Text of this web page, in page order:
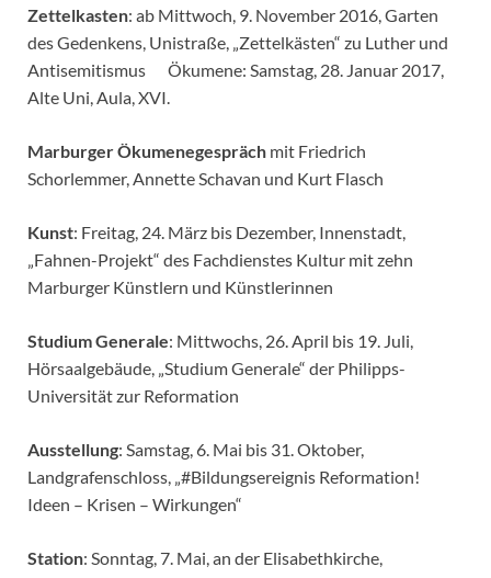
Zettelkasten: ab Mittwoch, 9. November 2016, Garten
des Gedenkens, Unistraße, „Zettelkästen“ zu Luther und
Antisemitismus Ökumene: Samstag, 28. Januar 2017,
Alte Uni, Aula, XVI.
Marburger Ökumenegespräch mit Friedrich
Schorlemmer, Annette Schavan und Kurt Flasch
Kunst: Freitag, 24. März bis Dezember, Innenstadt,
„Fahnen-Projekt“ des Fachdienstes Kultur mit zehn
Marburger Künstlern und Künstlerinnen
Studium Generale: Mittwochs, 26. April bis 19. Juli,
Hörsaalgebäude, „Studium Generale“ der Philipps-
Universität zur Reformation
Ausstellung: Samstag, 6. Mai bis 31. Oktober,
Landgrafenschloss, „#Bildungsereignis Reformation!
Ideen – Krisen – Wirkungen“
Station: Sonntag, 7. Mai, an der Elisabethkirche,